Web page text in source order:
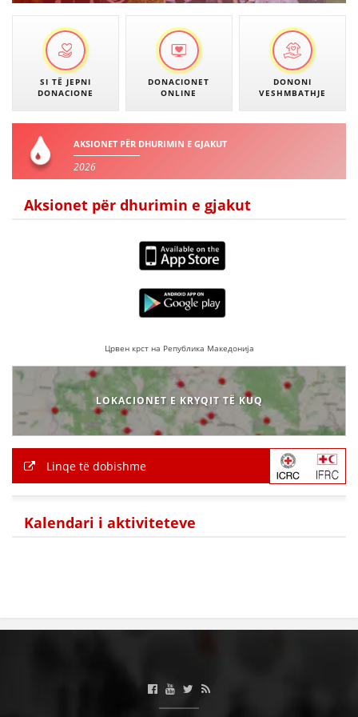
DORACAKË
SI TË JEPNI
DONACIONE
DONACIONET
ONLINE
DONONI
VESHMBATHJE
AKSIONET PËR DHURIMIN E GJAKUT
2026
Aksionet për dhurimin e gjakut
Црвен крст на Република Македонија
LOKACIONET E KRYQIT TË KUQ
Linqe të dobishme
Kalendari i aktiviteteve